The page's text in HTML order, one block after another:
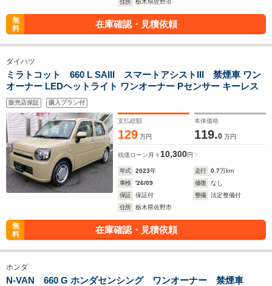
住所 栃木県佐野市
無
料
在庫確認・見積依頼
ダイハツ
ミラトコット 660 L SAIII スマートアシストIII 禁煙車 ワン
オーナー LEDヘットライト ワンオーナー Pセンサー キーレス
販売店保証 購入プラン付
支払総額
129 万円
本体価格
119.0 万円
残価ローン 月々 10,300円
年式 2023年 走行 0.7万km
車検
'26/09 修復
なし
保証
保証付 整備
法定整備付
住所
栃木県佐野市
無
料
在庫確認・見積依頼
ホンダ
N-VAN 660 G ホンダセンシング ワンオーナー 禁煙車